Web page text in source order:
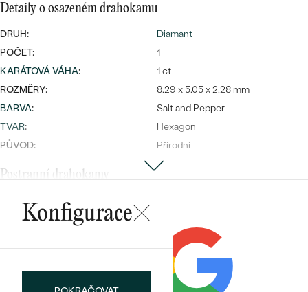
Bestsellery
Detaily o osazeném drahokamu
DRUH:
Diamant
POČET:
1
KARÁTOVÁ VÁHA:
1 ct
ROZMĚRY:
8.29 x 5.05 x 2.28 mm
BARVA:
Salt and Pepper
TVAR:
Hexagon
PŮVOD:
Přírodní
Postranní drahokamy
DRUH:
POČET:
0.06 ct
1.5 mm (0.015ct)
TVAR:
Round
Konfigurace